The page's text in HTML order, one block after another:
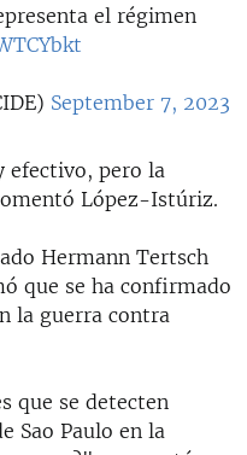
el régimen
September 7, 2023
efectivo, pero la
López-Istúriz.
Hermann Tertsch
que se ha confirmado
la guerra contra
que se detecten
Sao Paulo en la